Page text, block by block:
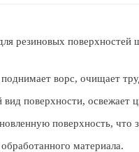
резиновых поверхностей
ворс, очищает
поверхности, освежает
поверхность, что
материала.